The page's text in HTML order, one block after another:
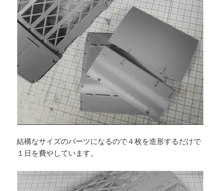
結構なサイズのパーツになるので４枚を造形するだけで
１日を費やしています。